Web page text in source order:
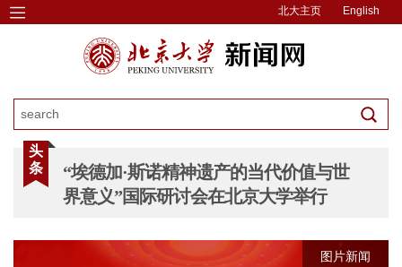
北大主页 English
头
条
“埃德加·斯诺精神遗产的当代价值与世
界意义”国际研讨会在北京大学举行
图片新闻
图片新闻
图片新闻
图片新闻